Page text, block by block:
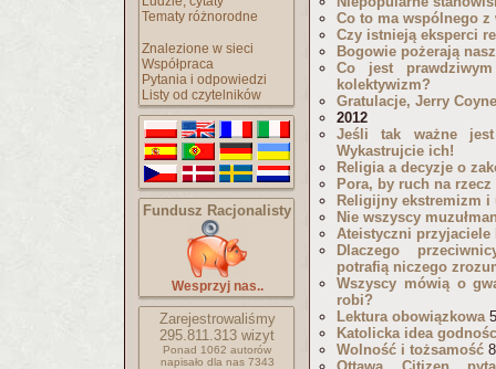
Tematy różnorodne
Znalezione w sieci
Współpraca
Pytania i odpowiedzi
Listy od czytelników
Fundusz Racjonalisty
Wesprzyj nas..
Zarejestrowaliśmy
295.811.313 wizyt
Ponad 1062 autorów
napisało dla nas 7343
Co to ma wspólnego z
Czy istnieją eksperci
Bogowie pożerają
Co jest
kolektywizm?
Gratulacje, Jerry
2012
Jeśli tak ważne
Wykastrujcie ich!
Religia a decyzje o
Pora, by ruch na
Religijny ekstremizm i
Nie wszyscy
Ateistyczni przyjaciele
Dlaczego
potrafią niczego
Wszyscy mówią o
robi?
Lektura obowiązkowa5
Katolicka idea
Wolność i tożsamość